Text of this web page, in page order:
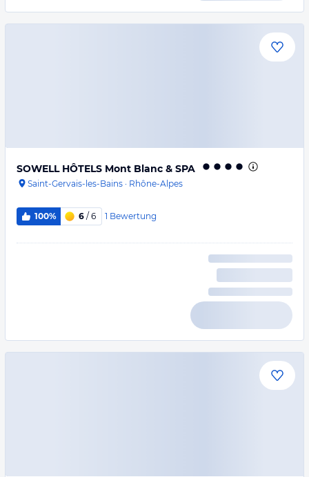
SOWELL HÔTELS Mont Blanc & SPA
Saint-Gervais-les-Bains · Rhône-Alpes
100% 6 / 6 1 Bewertung